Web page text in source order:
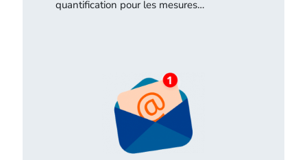
quantification pour les mesures…